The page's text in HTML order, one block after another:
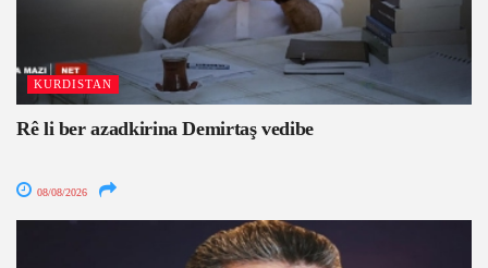
KURDISTAN
Rê li ber azadkirina Demirtaş vedibe
08/08/2026